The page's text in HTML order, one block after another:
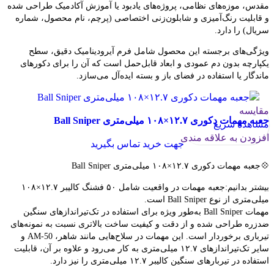
مقدس، موزه‌های نظامی، پروژه‌های یادبود یا آموزش آکادمیک طراحی شده
و قابلیت رنگ‌آمیزی و شابلون‌زنی اختصاصی (پرچم، نام محصول، شماره
سریال) را دارد.
ویژگی‌های برجسته این محصول شامل فرم آیرودینامیک دقیق، سطح
یکپارچه بدون دم عمودی و ابعاد قابل‌حمل است که آن را برای دکورهای
ماندگار یا استفاده در فضای باز و بسته ایده‌آل می‌سازد.
مقایسه
مشاهده سریع
افزودن به علاقه مندی
جعبه مهمات دکوری ۱۲.۷×۱۰۸ میلی‌متری Ball Sniper
جهت خرید تماس بگیرید
💠جعبه مهمات دکوری ۱۲.۷×۱۰۸ میلی‌متری Ball Sniper
بیشتر بدانیم:جعبه مهمات در واقعیت شامل ۵۰ فشنگ کالیبر ۱۲.۷×۱۰۸
میلی‌متری از نوع Ball Sniper است.
مهمات Ball Sniper به‌طور ویژه برای استفاده در تک‌تیراندازهای سنگین
ضدزره طراحی شده و از دقت و کیفیت ساخت بالاتری نسبت به نمونه‌های
تیرباری برخوردار است. این مهمات در سلاح‌هایی مانند شاهر، AM-50 و
سایر تک‌تیراندازهای ۱۲.۷ میلی‌متری به کار می‌رود و علاوه بر آن، قابلیت
استفاده در تیربارهای سنگین کالیبر ۱۲.۷ میلی‌متری را نیز دارد.